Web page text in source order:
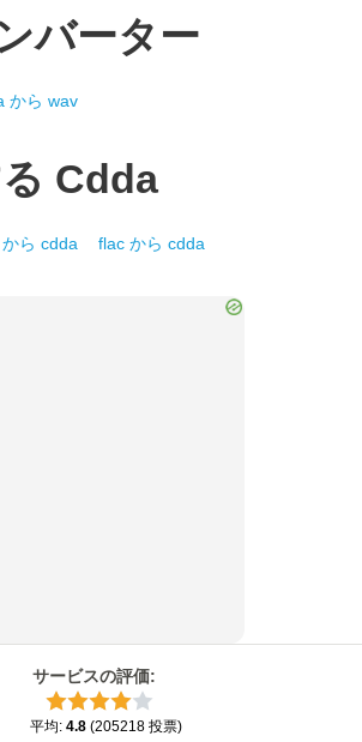
バーター
から wav
Cdda
から cdda flac から cdda
サービスの評価:
平均: 4.8 (205218 投票)